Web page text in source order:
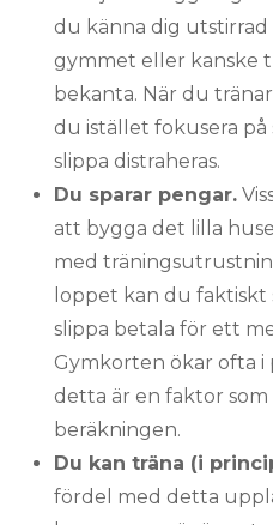
du känna dig utstirrad
gymmet eller kanske
bekanta. När du
du istället fokusera på
slippa distraheras.
Du sparar pengar.
att bygga det lilla
med
loppet kan du faktiskt
slippa betala för ett
Gymkorten ökar ofta i
detta är en faktor
beräkningen.
Du kan träna (i
fördel med detta